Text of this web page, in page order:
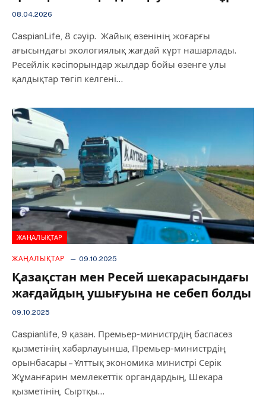
08.04.2026
CaspianLife, 8 сәуір. Жайық өзенінің жоғарғы
ағысындағы экологиялық жағдай күрт нашарлады.
Ресейлік кәсіпорындар жылдар бойы өзенге улы
қалдықтар төгіп келгені…
ЖАҢАЛЫҚТАР
ЖАҢАЛЫҚТАР 09.10.2025
Қазақстан мен Ресей шекарасындағы
жағдайдың ушығуына не себеп болды
09.10.2025
Caspianlife, 9 қазан. Премьер-министрдің баспасөз
қызметінің хабарлауынша, Премьер-министрдің
орынбасары – Ұлттық экономика министрі Серік
Жұманғарин мемлекеттік органдардың, Шекара
қызметінің, Сыртқы…